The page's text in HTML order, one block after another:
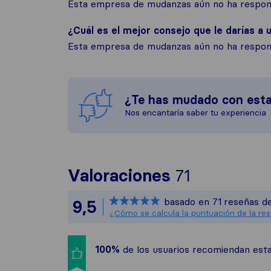
Esta empresa de mudanzas aún no ha
¿Cuál es el mejor consejo que le darías a
Esta empresa de mudanzas aún no ha
¿Te has mudado con
Nos encantaría saber tu experiencia
Valoraciones 71
Todas las
9,5 basado en 71 reseñas
¿Cómo se calcula la puntuación de la
100% de los usuarios recomiendan